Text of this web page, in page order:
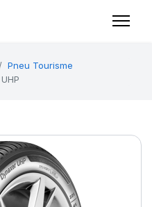
Pneu Tourisme